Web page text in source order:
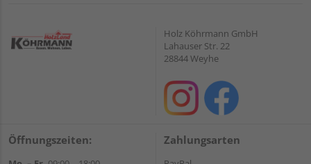
Holz Köhrmann GmbH
Lahauser Str. 22
28844 Weyhe
Öffnungszeiten: Zahlungsarten